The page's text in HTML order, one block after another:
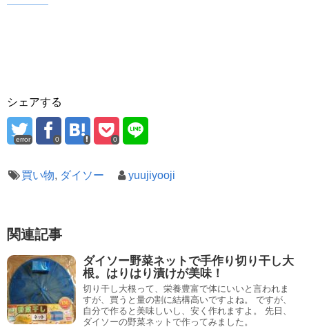
シェアする
error 0 0
買い物, ダイソー yuujiyooji
関連記事
ダイソー野菜ネットで手作り切り干し大
根。はりはり漬けが美味！
切り干し大根って、栄養豊富で体にいいと言われま
すが、買うと量の割に結構高いですよね。 ですが、
自分で作ると美味しいし、安く作れますよ。 先日、
ダイソーの野菜ネットで作ってみました。